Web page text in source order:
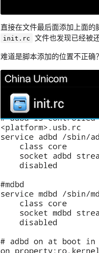
直接在文件最后面添加上面
init.rc
文件也发现已经被还
难道是脚本添加的位置不正